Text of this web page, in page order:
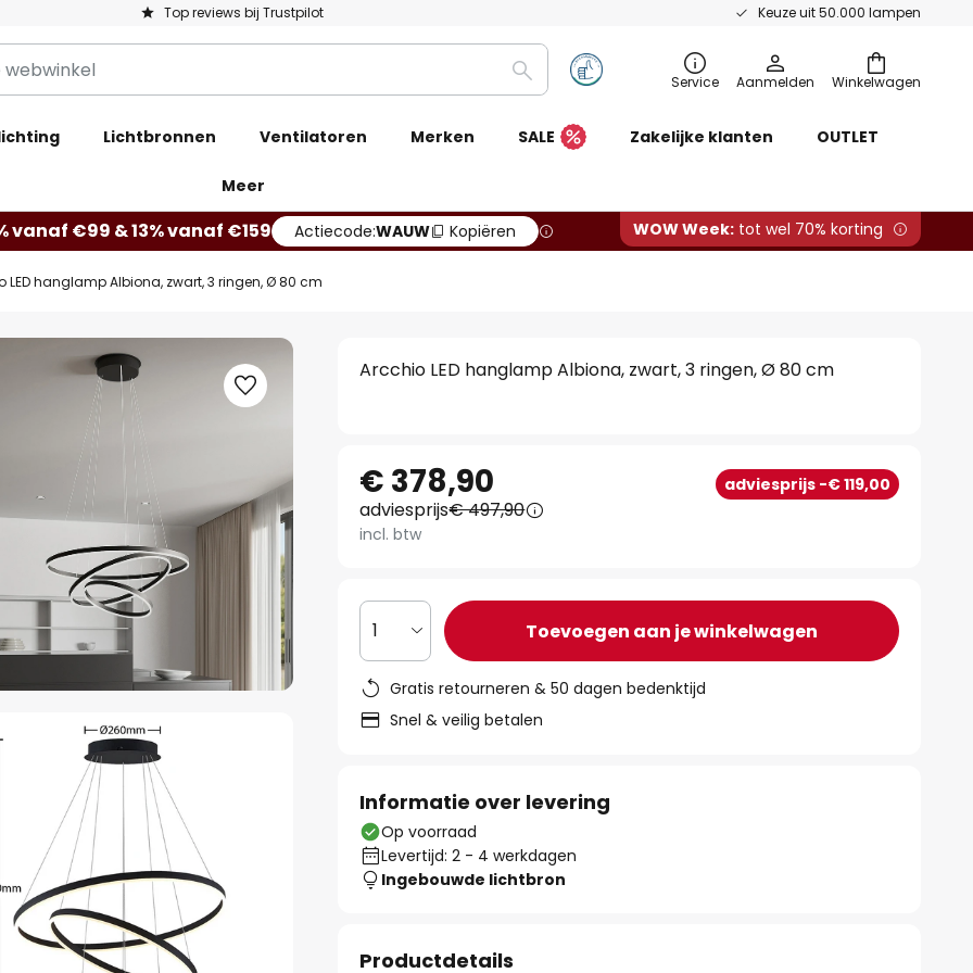
Top reviews bij Trustpilot Keuze uit 50.000 lampen
Winkelwagen
Zoeken Service Aanmelden
Lichtbronnen Ventilatoren Merken SALE Zakelijke klanten OUTLET
Meer
vanaf €99 & 13% vanaf €159 Actiecode:WAUW Kopiëren WOW Week: tot wel 70% korting
LED hanglamp Albiona, zwart, 3 ringen, Ø 80 cm
Arcchio LED hanglamp Albiona, zwart, 3 ringen, Ø 80 cm
€ 378,90 adviesprijs -€ 119,00
adviesprijs€ 497,90
incl. btw
1 Toevoegen aan je winkelwagen
Gratis retourneren & 50 dagen bedenktijd
Snel & veilig betalen
Informatie over levering
Op voorraad
Levertijd: 2 - 4 werkdagen
Ingebouwde lichtbron
Productdetails